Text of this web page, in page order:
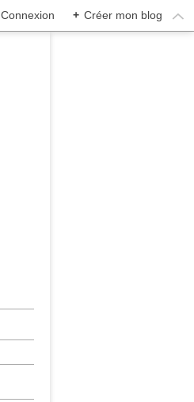
Connexion + Créer mon blog